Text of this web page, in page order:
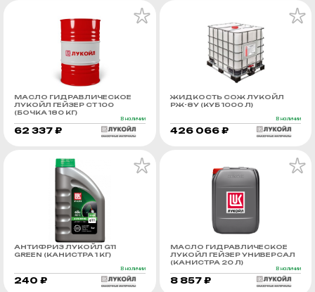
МАСЛО ГИДРАВЛИЧЕСКОЕ
ЛУКОЙЛ ГЕЙЗЕР СТ 100
(БОЧКА 180 КГ)
В наличии
62 337 ₽
ЖИДКОСТЬ СОЖ ЛУКОЙЛ
РЖ-8У (КУБ 1000 Л)
В наличии
426 066 ₽
АНТИФРИЗ ЛУКОЙЛ G11
GREEN (КАНИСТРА 1 КГ)
В наличии
240 ₽
МАСЛО ГИДРАВЛИЧЕСКОЕ
ЛУКОЙЛ ГЕЙЗЕР УНИВЕРСАЛ
(КАНИСТРА 20 Л)
В наличии
8 857 ₽